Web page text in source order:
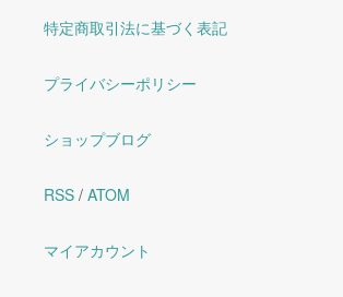
特定商取引法に基づく表記
プライバシーポリシー
ショップブログ
RSS / ATOM
マイアカウント